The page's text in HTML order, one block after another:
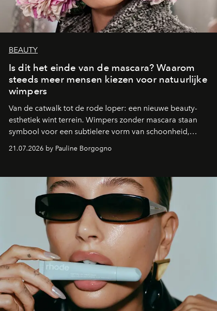
BEAUTY
Is dit het einde van de mascara? Waarom
steeds meer mensen kiezen voor natuurlijke
wimpers
Van de catwalk tot de rode loper: een nieuwe beauty-
esthetiek wint terrein. Wimpers zonder mascara staan
symbool voor een subtielere vorm van schoonheid,
aan make-up.
21.07.2026 by Pauline Borgogno